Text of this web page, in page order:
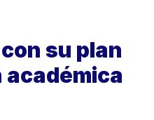
su plan
académica